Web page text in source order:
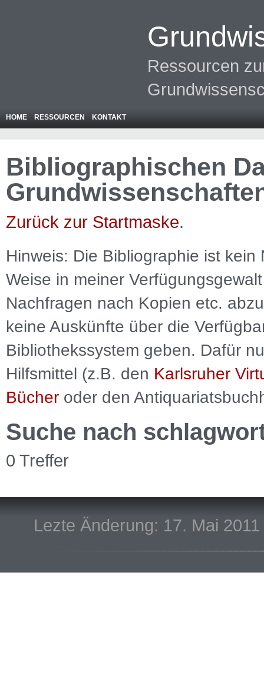
Ressourcen
HOME RESSOURCEN KONTAKT
Bibliographischen
Zurück zur Startmaske.
Hinweis: Die Bibliographie ist kein
Weise in meiner
Nachfragen nach Kopien etc.
keine Auskünfte über die
Bibliothekssystem geben. Dafür
Hilfsmittel (z.B. den Karlsruher
Bücher oder den
Suche nach
0 Treffer
Lezte Änderung: 17. Mai